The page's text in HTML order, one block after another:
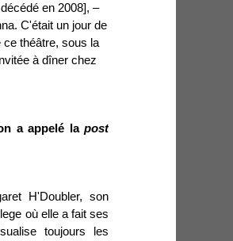
en 2008], –
C'était un jour de
ce théâtre, sous la
à dîner chez
a appelé la post
H'Doubler, son
où elle a fait ses
toujours les